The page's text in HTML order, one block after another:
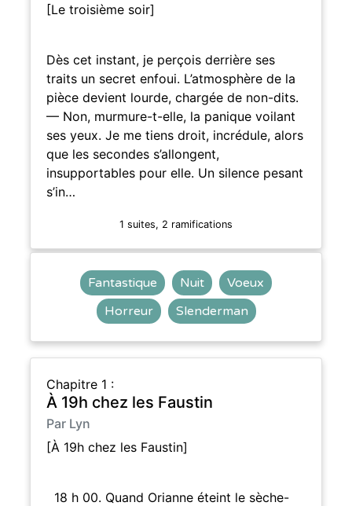
[Le troisième soir]
Dès cet instant, je perçois derrière ses
traits un secret enfoui. L’atmosphère de la
pièce devient lourde, chargée de non-dits.
— Non, murmure-t-elle, la panique voilant
ses yeux. Je me tiens droit, incrédule, alors
que les secondes s’allongent,
insupportables pour elle. Un silence pesant
s’in…
1 suites, 2 ramifications
Fantastique Nuit
Voeux
Horreur
Slenderman
Chapitre 1 :
À 19h chez les Faustin
Par Lyn
[À 19h chez les Faustin]
18 h 00. Quand Orianne éteint le sèche-